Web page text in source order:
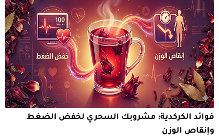
فوائد الكركدية: مشروبك السحري لخفض الضغط
وإنقاص الوزن